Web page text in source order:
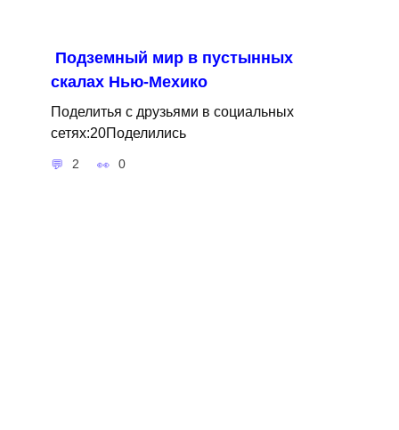
Подземный мир в пустынных
скалах Нью-Мехико
Поделитья с друзьями в социальных
сетях:20Поделились
2 0